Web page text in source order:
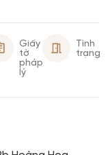
Giấy
tờ
pháp
lý
Tình
trạng